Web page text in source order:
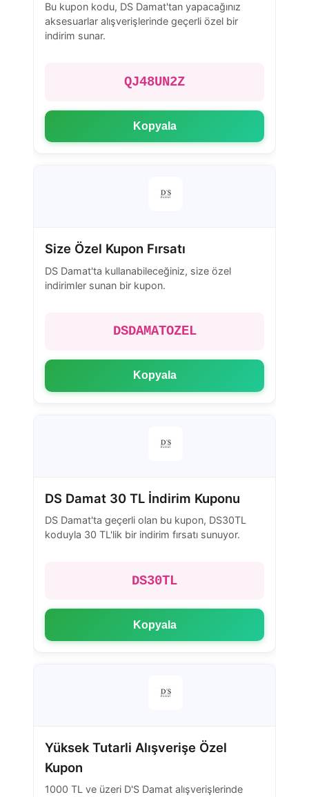
Bu kupon kodu, DS Damat'tan yapacağınız
aksesuarlar alışverişlerinde geçerli özel bir
indirim sunar.
QJ48UN2Z
Kopyala
Size Özel Kupon Fırsatı
DS Damat'ta kullanabileceğiniz, size özel
indirimler sunan bir kupon.
DSDAMATOZEL
Kopyala
DS Damat 30 TL İndirim Kuponu
DS Damat'ta geçerli olan bu kupon, DS30TL
koduyla 30 TL'lik bir indirim fırsatı sunuyor.
DS30TL
Kopyala
Yüksek Tutarli Alışverişe Özel
Kupon
1000 TL ve üzeri D'S Damat alışverişlerinde